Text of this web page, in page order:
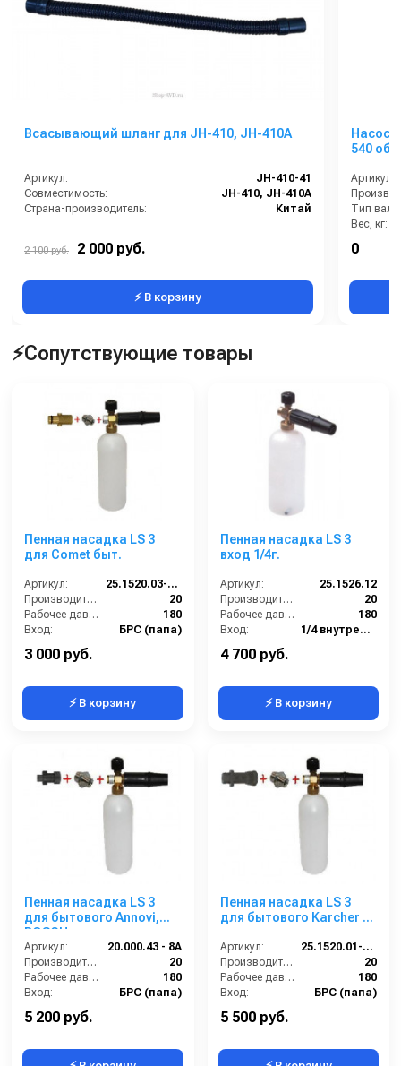
Всасывающий шланг для JH-410, JH-410A
Артикул:
JH-410-41
Совместимость:
JH-410, JH-410A
Страна-производитель:
Китай
2 100 руб. 2 000 руб.
⚡ В корзину
Насос
540 об/
Артикул:
Тип вала:
Вес, кг:
Расход
0
⚡Сопутствующие товары
Пенная насадка LS 3
для Comet быт.
Артикул:
25.1520.03-CMB
Производительность (л/мин):
20
Рабочее давление (бар):
180
Вход:
БРС (папа)
3 000 руб.
⚡ В корзину
Пенная насадка LS 3
вход 1/4г.
Артикул:
25.1526.12
Производительность (л/мин):
20
Рабочее давление (бар):
180
Вход:
1/4 внутренняя резьба
4 700 руб.
⚡ В корзину
Пенная насадка LS 3
для бытового Annovi,
BOSCH
Артикул:
20.000.43 - 8A
Производительность (л/мин):
20
Рабочее давление (бар):
180
Вход:
БРС (папа)
5 200 руб.
Пенная насадка LS 3
для бытового Karcher с
латунной резьбой
Артикул:
25.1520.01-KB
Производительность (л/мин):
20
Рабочее давление (бар):
180
Вход:
БРС (папа)
5 500 руб.